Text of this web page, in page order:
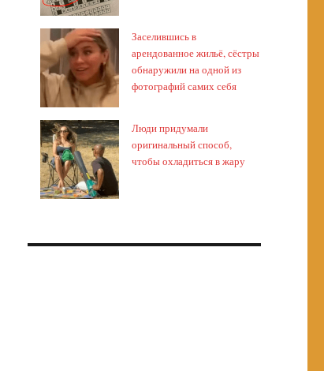
Заселившись в
арендованное жильё, сёстры
обнаружили на одной из
фотографий самих себя
Люди придумали
оригинальный способ,
чтобы охладиться в жару